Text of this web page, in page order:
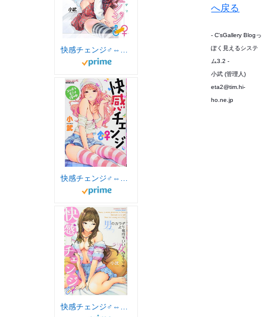
へ戻る
- C'sGallery Blogっ
ぽく見えるシステ
ム3.2 -
小武 (管理人)
eta2@tim.hi-
ho.ne.jp